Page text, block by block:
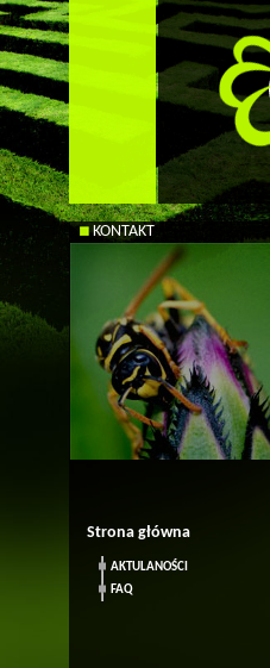
KONTAKT
Strona główna
AKTULANOŚCI
FAQ